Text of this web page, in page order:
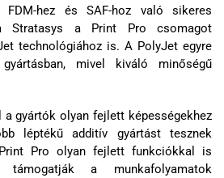
hez és SAF-hoz való sikeres
Stratasys a Print Pro csomagot
technológiához is. A PolyJet egyre
mivel kiváló minőségű
gyártók olyan fejlett képességekhez
léptékű additív gyártást tesznek
Pro olyan fejlett funkciókkal is
támogatják a munkafolyamatok